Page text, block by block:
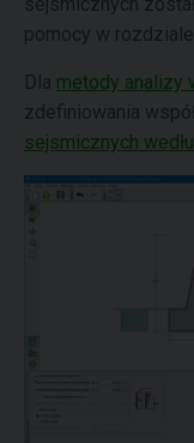
pomocy w
Dla metody analizy
zdefiniowania
sejsmicznych